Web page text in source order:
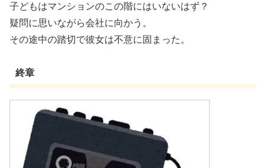
子どもはマンションのこの階にはいないはず？
疑問に思いながら会社に向かう。
その途中の踏切で彼女は不意に固まった。
終章